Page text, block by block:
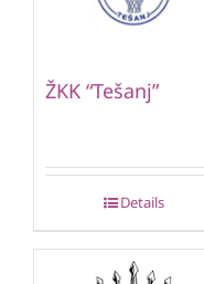
ŽKK “Tešanj”
Details